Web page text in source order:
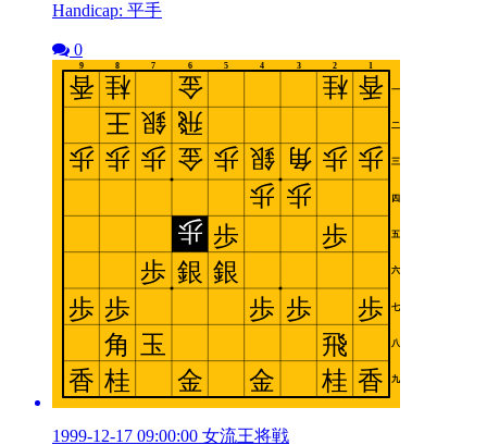
Handicap: 平手
0
1999-12-17 09:00:00 女流王将戦